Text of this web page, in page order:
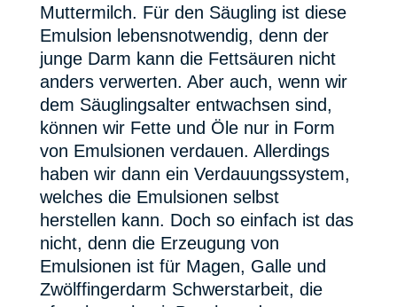
Muttermilch. Für den Säugling ist diese
Emulsion lebensnotwendig, denn der
junge Darm kann die Fettsäuren nicht
anders verwerten. Aber auch, wenn wir
dem Säuglingsalter entwachsen sind,
können wir Fette und Öle nur in Form
von Emulsionen verdauen. Allerdings
haben wir dann ein Verdauungssystem,
welches die Emulsionen selbst
herstellen kann. Doch so einfach ist das
nicht, denn die Erzeugung von
Emulsionen ist für Magen, Galle und
Zwölffingerdarm Schwerstarbeit, die